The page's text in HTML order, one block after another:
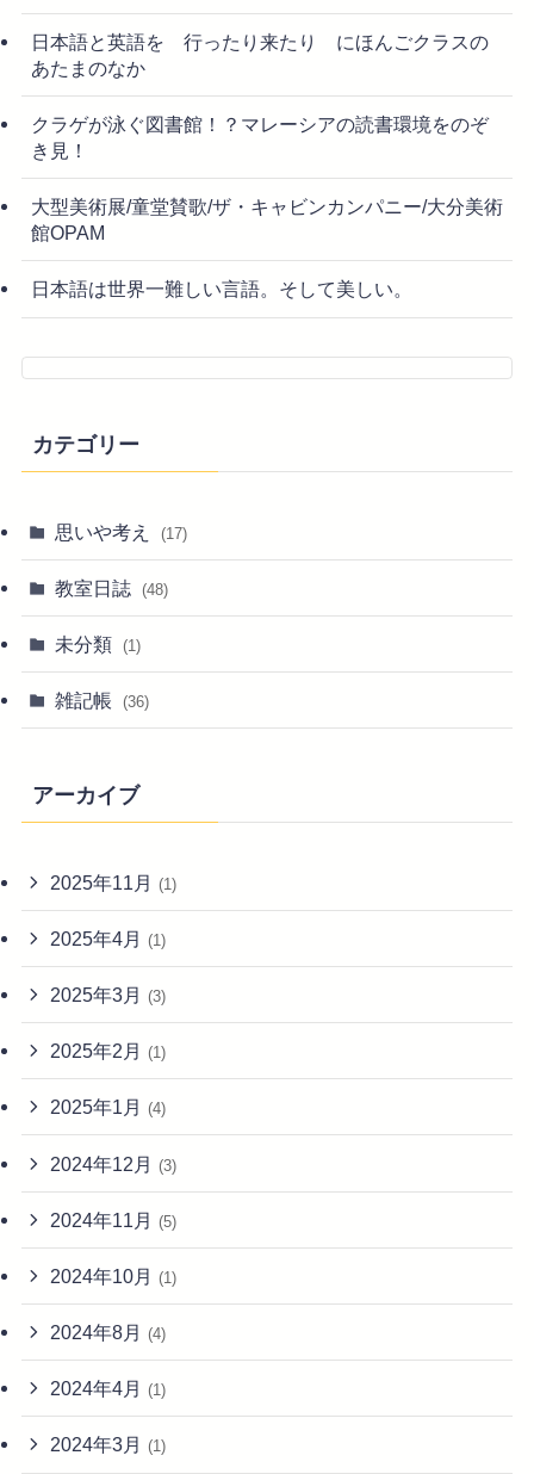
日本語と英語を 行ったり来たり にほんごクラスの
あたまのなか
クラゲが泳ぐ図書館！？マレーシアの読書環境をのぞ
き見！
大型美術展/童堂賛歌/ザ・キャビンカンパニー/大分美術
館OPAM
日本語は世界一難しい言語。そして美しい。
カテゴリー
思いや考え (17)
教室日誌 (48)
未分類 (1)
雑記帳 (36)
アーカイブ
2025年11月 (1)
2025年4月 (1)
2025年3月 (3)
2025年2月 (1)
2025年1月 (4)
2024年12月 (3)
2024年11月 (5)
2024年10月 (1)
2024年8月 (4)
2024年4月 (1)
2024年3月 (1)